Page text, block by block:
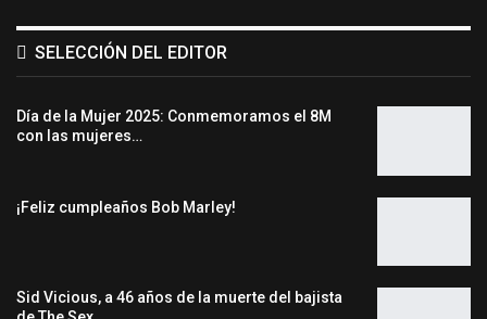
SELECCIÓN DEL EDITOR
Día de la Mujer 2025: Conmemoramos el 8M
con las mujeres…
¡Feliz cumpleaños Bob Marley!
Sid Vicious, a 46 años de la muerte del bajista